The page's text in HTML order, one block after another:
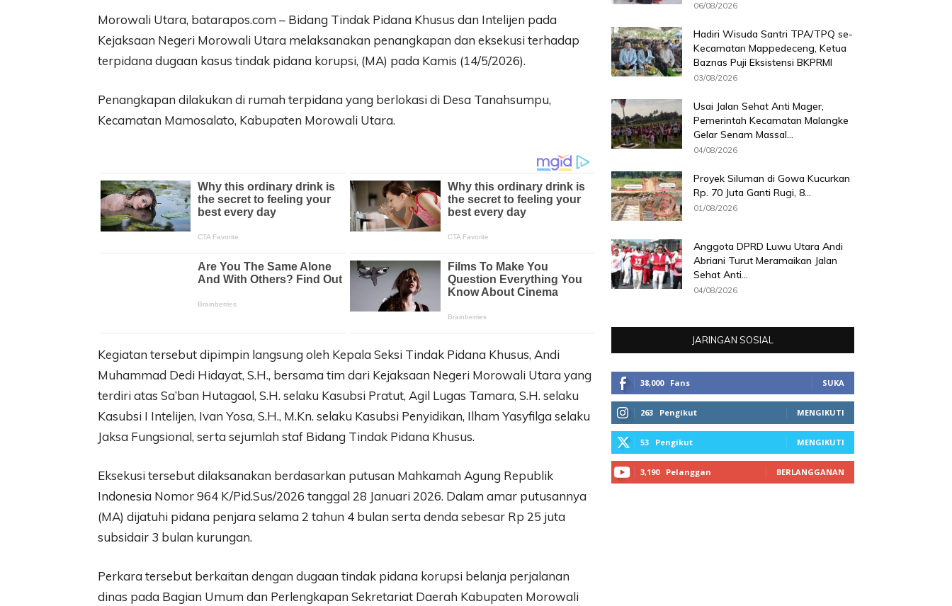
Morowali Utara, batarapos.com – Bidang Tindak Pidana Khusus dan Intelijen pada
Kejaksaan Negeri Morowali Utara melaksanakan penangkapan dan eksekusi terhadap
terpidana dugaan kasus tindak pidana korupsi, (MA) pada Kamis (14/5/2026).
Penangkapan dilakukan di rumah terpidana yang berlokasi di Desa Tanahsumpu,
Kecamatan Mamosalato, Kabupaten Morowali Utara.
Kegiatan tersebut dipimpin langsung oleh Kepala Seksi Tindak Pidana Khusus, Andi
Muhammad Dedi Hidayat, S.H., bersama tim dari Kejaksaan Negeri Morowali Utara yang
terdiri atas Sa’ban Hutagaol, S.H. selaku Kasubsi Pratut, Agil Lugas Tamara, S.H. selaku
Kasubsi I Intelijen, Ivan Yosa, S.H., M.Kn. selaku Kasubsi Penyidikan, Ilham Yasyfilga selaku
Jaksa Fungsional, serta sejumlah staf Bidang Tindak Pidana Khusus.
Eksekusi tersebut dilaksanakan berdasarkan putusan Mahkamah Agung Republik
Indonesia Nomor 964 K/Pid.Sus/2026 tanggal 28 Januari 2026. Dalam amar putusannya
(MA) dijatuhi pidana penjara selama 2 tahun 4 bulan serta denda sebesar Rp 25 juta
subsidair 3 bulan kurungan.
Perkara tersebut berkaitan dengan dugaan tindak pidana korupsi belanja perjalanan
dinas pada Bagian Umum dan Perlengkapan Sekretariat Daerah Kabupaten Morowali
06/08/2026
Hadiri Wisuda Santri TPA/TPQ se-
Kecamatan Mappedeceng, Ketua
Baznas Puji Eksistensi BKPRMI
03/08/2026
Usai Jalan Sehat Anti Mager,
Pemerintah Kecamatan Malangke
Gelar Senam Massal...
04/08/2026
Proyek Siluman di Gowa Kucurkan
Rp. 70 Juta Ganti Rugi, 8...
01/08/2026
Anggota DPRD Luwu Utara Andi
Abriani Turut Meramaikan Jalan
Sehat Anti...
04/08/2026
JARINGAN SOSIAL
38,000 Fans SUKA
263 Pengikut MENGIKUTI
53 Pengikut MENGIKUTI
3,190 Pelanggan BERLANGGANAN